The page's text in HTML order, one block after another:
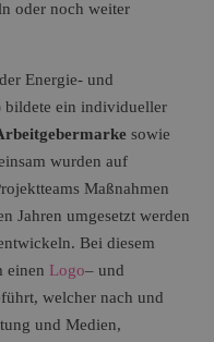
oder noch weiter
Energie- und
bildete ein individueller
sowie
wurden auf
Maßnahmen
Jahren umgesetzt werden
Bei diesem
einen Logo– und
welcher nach und
und Medien,